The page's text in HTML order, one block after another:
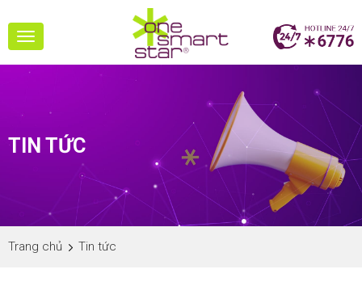
Toggle
navigation
TIN TỨC
Trang chủ Tin tức